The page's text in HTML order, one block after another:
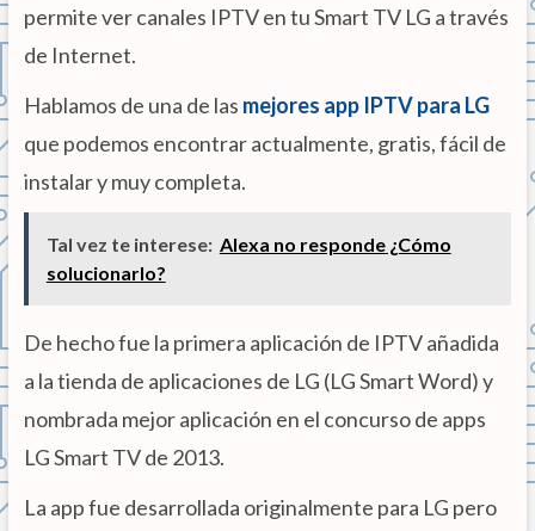
permite ver canales IPTV en tu Smart TV LG a través
de Internet.
Hablamos de una de las mejores app IPTV para LG
que podemos encontrar actualmente, gratis, fácil de
instalar y muy completa.
Tal vez te interese: Alexa no responde ¿Cómo
solucionarlo?
De hecho fue la primera aplicación de IPTV añadida
a la tienda de aplicaciones de LG (LG Smart Word) y
nombrada mejor aplicación en el concurso de apps
LG Smart TV de 2013.
La app fue desarrollada originalmente para LG pero